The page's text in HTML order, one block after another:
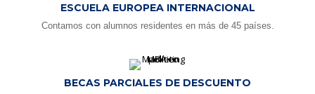
ESCUELA EUROPEA INTERNACIONAL
Contamos con alumnos residentes en más de 45 países.
BECAS PARCIALES DE DESCUENTO